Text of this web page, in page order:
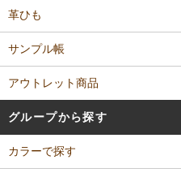
革ひも
サンプル帳
アウトレット商品
グループから探す
カラーで探す